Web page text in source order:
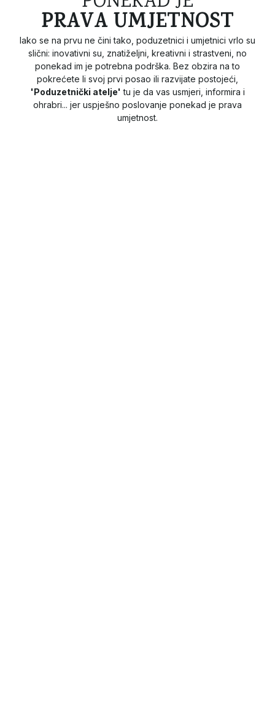
PRAVA UMJETNOST
Iako se na prvu ne čini tako, poduzetnici i umjetnici vrlo su
slični: inovativni su, znatiželjni, kreativni i strastveni, no
ponekad im je potrebna podrška. Bez obzira na to
pokrećete li svoj prvi posao ili razvijate postojeći,
'Poduzetnički atelje' tu je da vas usmjeri, informira i
ohrabri... jer uspješno poslovanje ponekad je prava
umjetnost.